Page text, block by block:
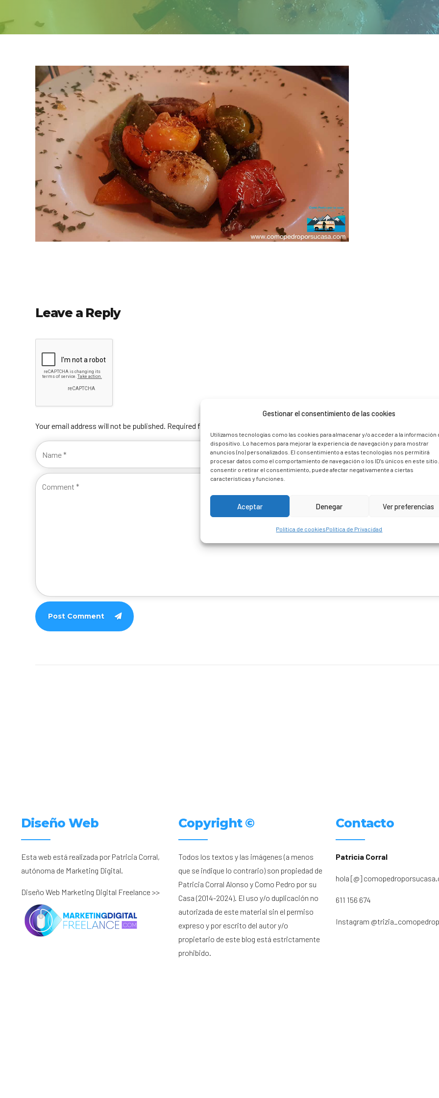
Gestionar el consentimiento de las cookies
Utilizamos tecnologías como las cookies para almacenar y/o acceder a la información
dispositivo. Lo hacemos para mejorar la experiencia de navegación y para mostrar
anuncios (no) personalizados. El consentimiento a estas tecnologías nos permitirá
procesar datos como el comportamiento de navegación o los ID's únicos en este
consentir o retirar el consentimiento, puede afectar negativamente a ciertas
características y funciones.
Aceptar Denegar Ver preferencias
Política de cookiesPolítica de Privacidad
Leave a Reply
Your email address will not be published. Required fields are marked *
Post Comment
Diseño Web
Esta web está realizada por Patricia Corral,
autónoma de Marketing Digital.
Diseño Web Marketing Digital Freelance >>
Copyright ©
Todos los textos y las imágenes (a menos
que se indique lo contrario) son propiedad de
Patricia Corral Alonso y Como Pedro por su
Casa (2014-2024). El uso y/o duplicación no
autorizada de este material sin el permiso
expreso y por escrito del autor y/o
propietario de este blog está estrictamente
prohibido.
Contacto
Patricia Corral
hola [@]
611 156 674
Instagram